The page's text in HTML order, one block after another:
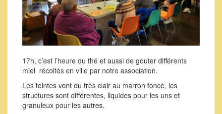
17h, c’est l’heure du thé et aussi de gouter différents
miel récoltés en ville par notre association.
Les teintes vont du très clair au marron foncé, les
structures sont différentes, liquides pour les uns et
granuleux pour les autres.